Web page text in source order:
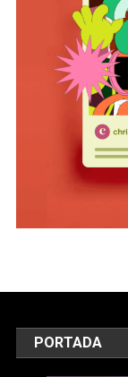
PORTADA